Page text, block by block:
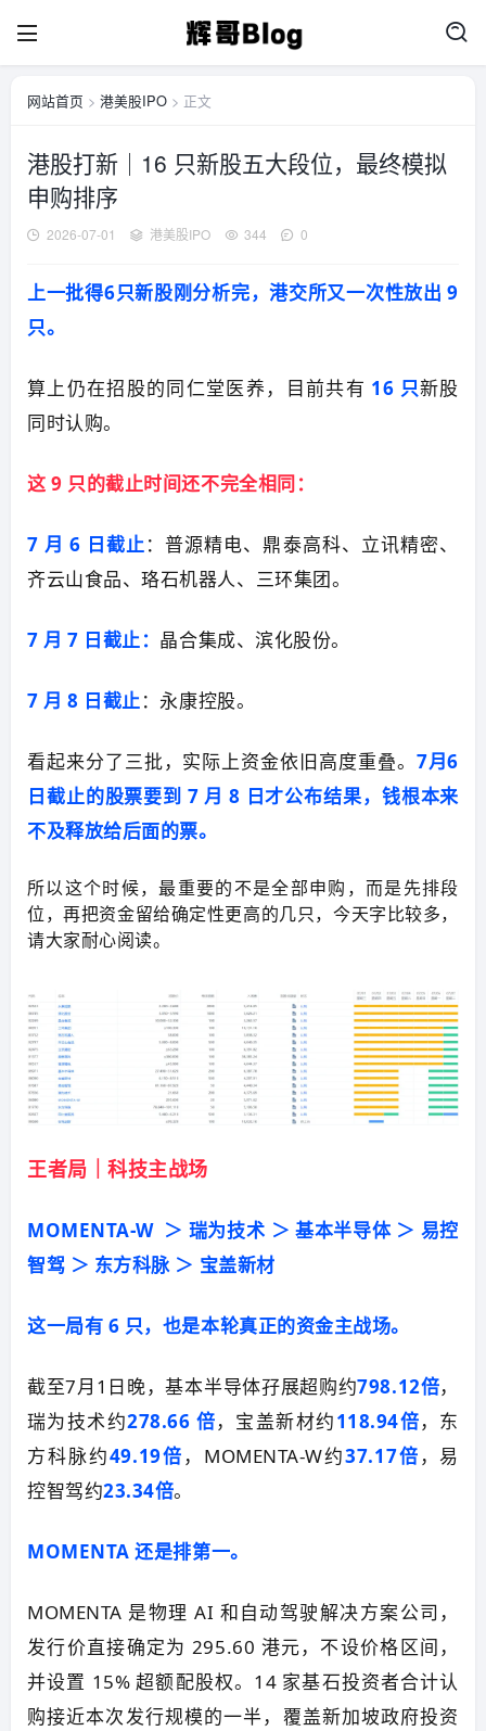
网站首页 > 港美股IPO > 正文
港股打新｜16 只新股五大段位，最终模拟
申购排序
2026-07-01 港美股IPO 344 0
上一批得6只新股刚分析完，港交所又一次性放出 9
只。
算上仍在招股的同仁堂医养，目前共有 16 只新股
同时认购。
这 9 只的截止时间还不完全相同：
7 月 6 日截止：普源精电、鼎泰高科、立讯精密、
齐云山食品、珞石机器人、三环集团。
7 月 7 日截止： 晶合集成、滨化股份。
7 月 8 日截止：永康控股。
看起来分了三批，实际上资金依旧高度重叠。 7月6
日截止的股票要到 7 月 8 日才公布结果，钱根本来
不及释放给后面的票。
所以这个时候，最重要的不是全部申购，而是先排段
位，再把资金留给确定性更高的几只，今天字比较多，
请大家耐心阅读。
王者局｜科技主战场
MOMENTA-W ＞ 瑞为技术 ＞ 基本半导体＞ 易控
智驾 ＞ 东方科脉 ＞ 宝盖新材
这一局有 6 只，也是本轮真正的资金主战场。
截至7月1日晚，基本半导体孖展超购约798.12倍，
瑞为技术约278.66 倍，宝盖新材约118.94倍，东
方科脉约49.19倍 ，MOMENTA-W约37.17倍 ，易
控智驾约23.34倍。
MOMENTA 还是排第一。
MOMENTA 是物理 AI 和自动驾驶解决方案公司，
发行价直接确定为 295.60 港元，不设价格区间，
并设置 15% 超额配股权。14 家基石投资者合计认
购接近本次发行规模的一半，覆盖新加坡政府投资